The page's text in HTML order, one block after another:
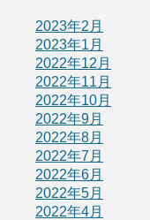
2023年2月
2023年1月
2022年12月
2022年11月
2022年10月
2022年9月
2022年8月
2022年7月
2022年6月
2022年5月
2022年4月